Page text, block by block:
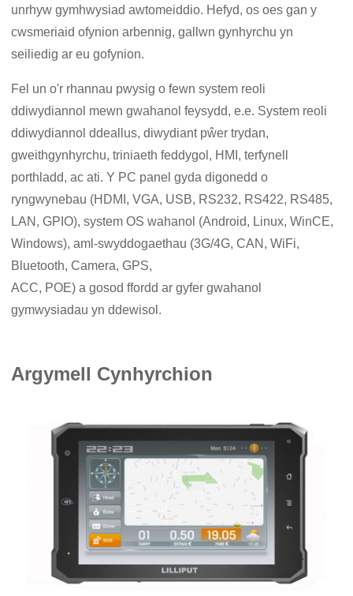
unrhyw gymhwysiad awtomeiddio. Hefyd, os oes gan y
cwsmeriaid ofynion arbennig, gallwn gynhyrchu yn
seiliedig ar eu gofynion.
Fel un o'r rhannau pwysig o fewn system reoli
ddiwydiannol mewn gwahanol feysydd, e.e. System reoli
ddiwydiannol ddeallus, diwydiant pŵer trydan,
gweithgynhyrchu, triniaeth feddygol, HMI, terfynell
porthladd, ac ati. Y PC panel gyda digonedd o
ryngwynebau (HDMI, VGA, USB, RS232, RS422, RS485,
LAN, GPIO), system OS wahanol (Android, Linux, WinCE,
Windows), aml-swyddogaethau (3G/4G, CAN, WiFi,
Bluetooth, Camera, GPS,
ACC, POE) a gosod ffordd ar gyfer gwahanol
gymwysiadau yn ddewisol.
Argymell Cynhyrchion